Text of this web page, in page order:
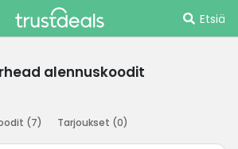
Etsiä
alennuskoodit
(7) Tarjoukset (0)